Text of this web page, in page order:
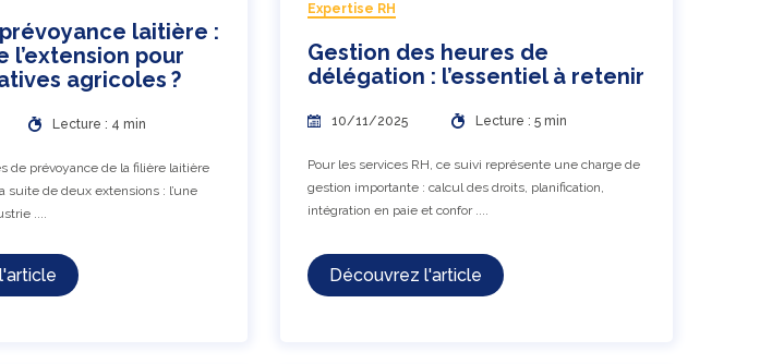
laitière :
l’extension pour
agricoles ?
Lecture : 4 min
de prévoyance de la filière laitière
suite de deux extensions : l’une
....
Expertise RH
Gestion des heures de
délégation : l’essentiel à retenir
10/11/2025 Lecture : 5 min
Pour les services RH, ce suivi représente une charge de
gestion importante : calcul des droits, planification,
intégration en paie et confor ....
Découvrez l'article